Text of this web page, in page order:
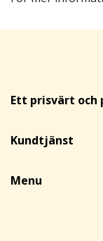
Ett prisvärt
Kundtjänst
Menu